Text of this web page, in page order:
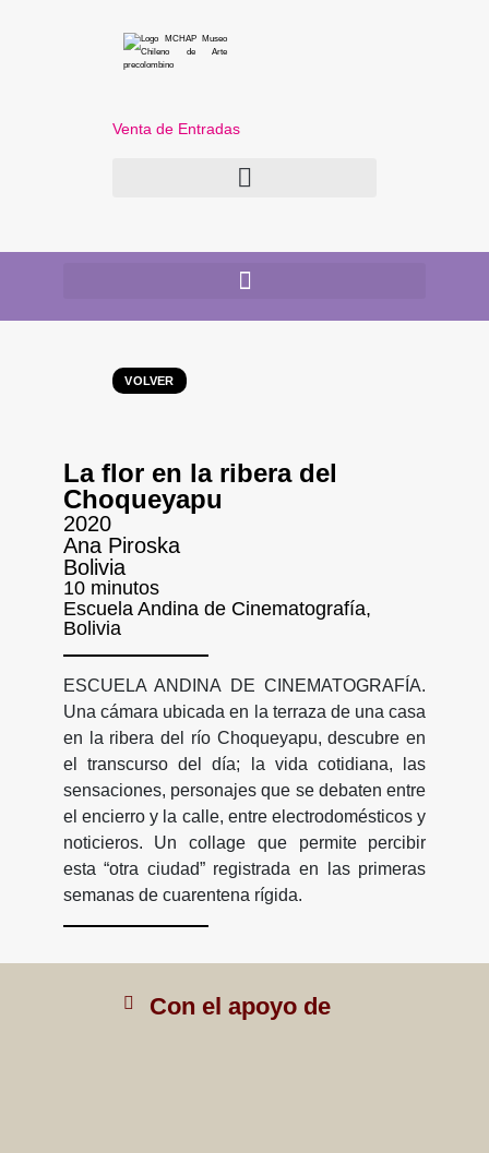
Venta de Entradas
VOLVER
La flor en la ribera del
Choqueyapu
2020
Ana Piroska
Bolivia
10 minutos
Escuela Andina de Cinematografía,
Bolivia
ESCUELA ANDINA DE CINEMATOGRAFÍA.
Una cámara ubicada en la terraza de una casa
en la ribera del río Choqueyapu, descubre en
el transcurso del día; la vida cotidiana, las
sensaciones, personajes que se debaten entre
el encierro y la calle, entre electrodomésticos y
noticieros. Un collage que permite percibir
esta “otra ciudad” registrada en las primeras
semanas de cuarentena rígida.
Con el apoyo de